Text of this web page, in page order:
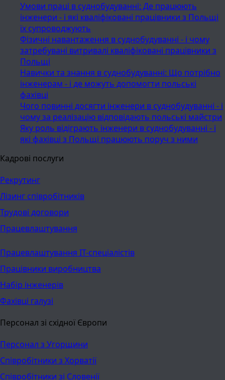
Умови праці в суднобудуванні: Де працюють
інженери - і які кваліфіковані працівники з Польщі
їх супроводжують
Фізичні навантаження в суднобудуванні - і чому
затребувані витривалі кваліфіковані працівники з
Польщі
Навички та знання в суднобудуванні: Що потрібно
інженерам - і де можуть допомогти польські
фахівці
Чого повинні досягти інженери в суднобудуванні - і
чому за реалізацію відповідають польські майстри
Яку роль відіграють інженери в суднобудуванні - і
які фахівці з Польщі працюють поруч з ними
Кадрові послуги
Рекрутинг
Лізинг співробітників
Трудові договори
Працевлаштування
Працевлаштування ІТ-спеціалістів
Працівники виробництва
Набір інженерів
Фахівці галузі
Персонал зі східної Європи
Персонал з Угорщини
Співробітники з Хорватії
Співробітники зі Словенії